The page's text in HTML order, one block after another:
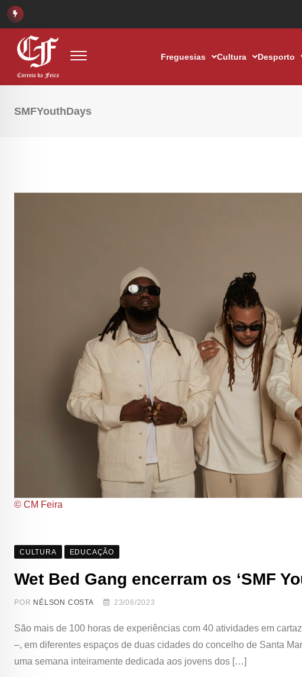
Freguesias Cultura Desporto
SMFYouthDays
© CM Feira
CULTURA EDUCAÇÃO
Wet Bed Gang encerram os ‘SMF
POR NÉLSON COSTA 23/06/2023
São mais de 100 horas de experiências com 40 atividades em
–, em diferentes espaços de duas cidades do concelho de Santa
uma semana inteiramente dedicada aos jovens dos […]